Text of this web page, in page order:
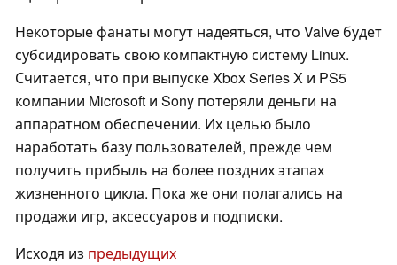
Некоторые фанаты могут надеяться, что Valve будет
субсидировать свою компактную систему Linux.
Считается, что при выпуске Xbox Series X и PS5
компании Microsoft и Sony потеряли деньги на
аппаратном обеспечении. Их целью было
наработать базу пользователей, прежде чем
получить прибыль на более поздних этапах
жизненного цикла. Пока же они полагались на
продажи игр, аксессуаров и подписки.
Исходя из предыдущих